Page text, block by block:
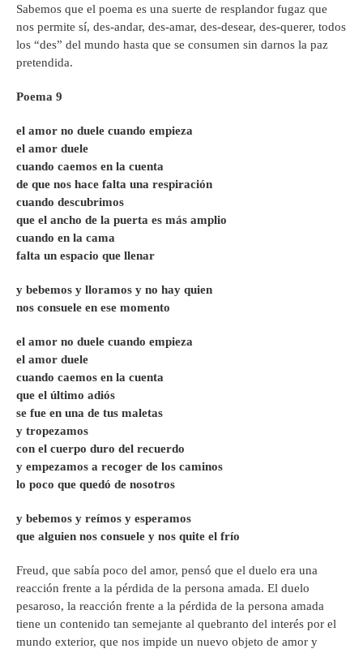
Sabemos que el poema es una suerte de resplandor fugaz que
nos permite sí, des-andar, des-amar, des-desear, des-querer, todos
los “des” del mundo hasta que se consumen sin darnos la paz
pretendida.
Poema 9
el amor no duele cuando empieza
el amor duele
cuando caemos en la cuenta
de que nos hace falta una respiración
cuando descubrimos
que el ancho de la puerta es más amplio
cuando en la cama
falta un espacio que llenar
y bebemos y lloramos y no hay quien
nos consuele en ese momento
el amor no duele cuando empieza
el amor duele
cuando caemos en la cuenta
que el último adiós
se fue en una de tus maletas
y tropezamos
con el cuerpo duro del recuerdo
y empezamos a recoger de los caminos
lo poco que quedó de nosotros
y bebemos y reímos y esperamos
que alguien nos consuele y nos quite el frío
Freud, que sabía poco del amor, pensó que el duelo era una
reacción frente a la pérdida de la persona amada. El duelo
pesaroso, la reacción frente a la pérdida de la persona amada
tiene un contenido tan semejante al quebranto del interés por el
mundo exterior, que nos impide un nuevo objeto de amor y